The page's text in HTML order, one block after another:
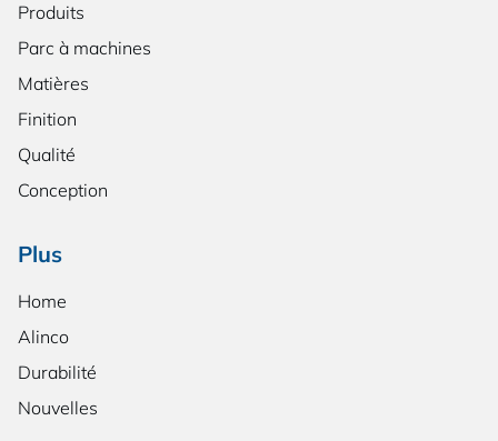
Produits
Parc à machines
Matières
Finition
Qualité
Conception
Plus
Home
Alinco
Durabilité
Nouvelles